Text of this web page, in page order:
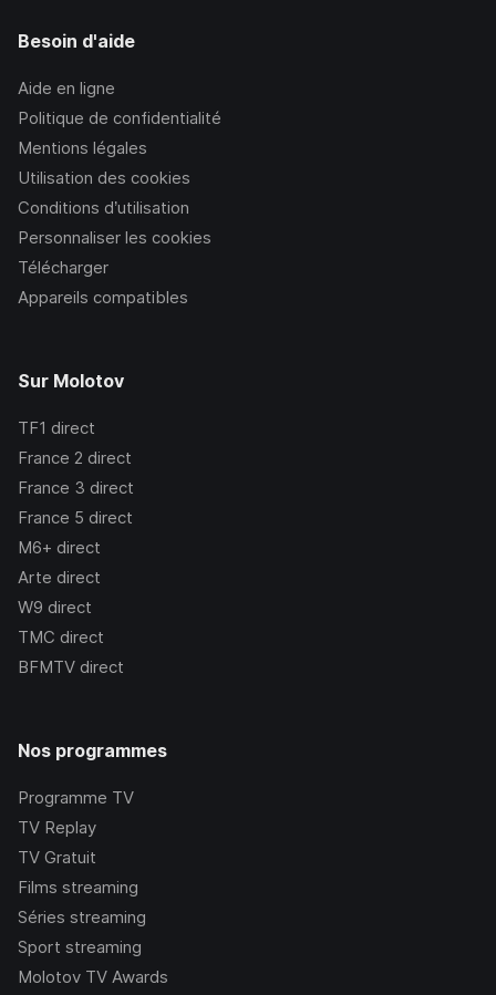
Besoin d'aide
Aide en ligne
Politique de confidentialité
Mentions légales
Utilisation des cookies
Conditions d’utilisation
Personnaliser les cookies
Télécharger
Appareils compatibles
Sur Molotov
TF1 direct
France 2 direct
France 3 direct
France 5 direct
M6+ direct
Arte direct
W9 direct
TMC direct
BFMTV direct
Nos programmes
Programme TV
TV Replay
TV Gratuit
Films streaming
Séries streaming
Sport streaming
Molotov TV Awards